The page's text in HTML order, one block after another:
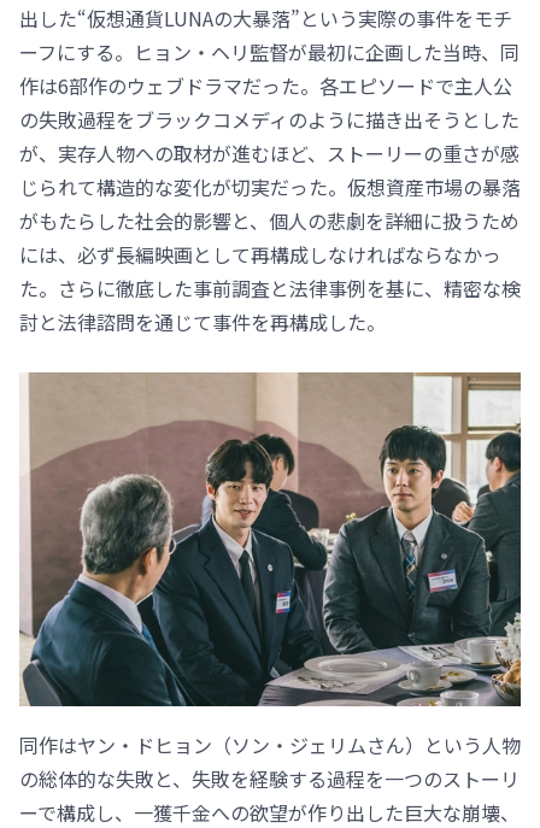
出した“仮想通貨LUNAの大暴落”という実際の事件をモチ
ーフにする。ヒョン・ヘリ監督が最初に企画した当時、同
作は6部作のウェブドラマだった。各エピソードで主人公
の失敗過程をブラックコメディのように描き出そうとした
が、実存人物への取材が進むほど、ストーリーの重さが感
じられて構造的な変化が切実だった。仮想資産市場の暴落
がもたらした社会的影響と、個人の悲劇を詳細に扱うため
には、必ず長編映画として再構成しなければならなかっ
た。さらに徹底した事前調査と法律事例を基に、精密な検
討と法律諮問を通じて事件を再構成した。
同作はヤン・ドヒョン（ソン・ジェリムさん）という人物
の総体的な失敗と、失敗を経験する過程を一つのストーリ
ーで構成し、一獲千金への欲望が作り出した巨大な崩壊、